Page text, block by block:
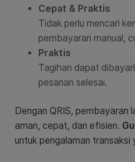
Cepat & Praktis
Tidak perlu mencari
pembayaran manual,
Praktis
Tagihan dapat
pesanan selesai.
Dengan QRIS, pembayaran
aman, cepat, dan efisien.
untuk pengalaman transaksi